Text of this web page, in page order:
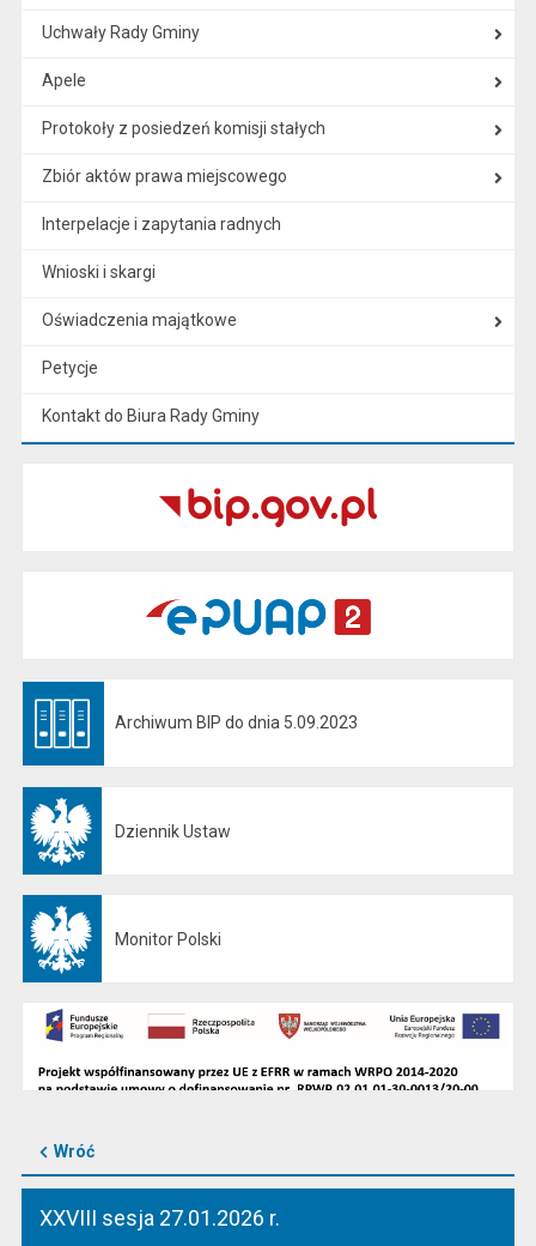
Uchwały Rady Gminy
Apele
Protokoły z posiedzeń komisji stałych
Zbiór aktów prawa miejscowego
Interpelacje i zapytania radnych
Wnioski i skargi
Oświadczenia majątkowe
Petycje
Kontakt do Biura Rady Gminy
Archiwum BIP do dnia 5.09.2023
Dziennik Ustaw
Monitor Polski
Wróć
XXVIII sesja 27.01.2026 r.